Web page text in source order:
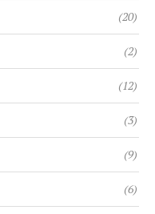
(20)
(2)
(12)
(3)
(9)
(6)